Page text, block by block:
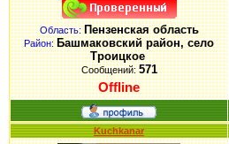
Область:Пензенская область
Район: Башмаковский район, село
Троицкое
Сообщений:571
Offline
Kuchkanar